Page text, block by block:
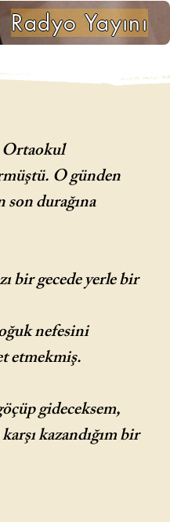
Radyo Yayını
Ortaokul
O günden
durağına
bir gecede yerle bir
nefesini
etmekmiş.
gideceksem,
kazandığım bir